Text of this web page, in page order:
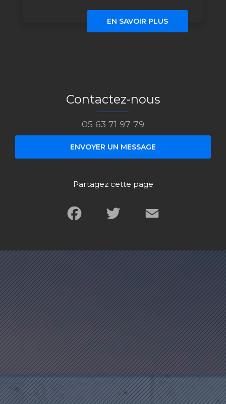
EN SAVOIR PLUS
Contactez-nous
05 63 71 97 79
ENVOYER UN MESSAGE
Partagez cette page